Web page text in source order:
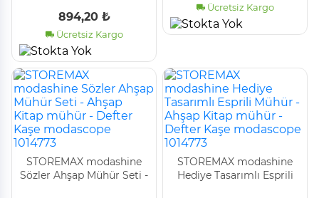
Ofset Pencereli 48 Dk
trendflick 1014773
894,20 ₺
Ücretsiz Kargo
Ücretsiz Kargo
STOREMAX modashine
Sözler Ahşap Mühür Seti -
STOREMAX modashine
Hediye Tasarımlı Esprili